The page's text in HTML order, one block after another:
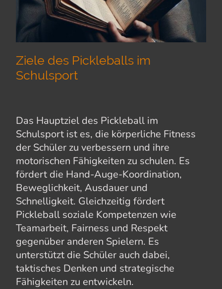
Ziele des Pickleballs im
Schulsport
Das Hauptziel des Pickleball im
Schulsport ist es, die körperliche Fitness
der Schüler zu verbessern und ihre
motorischen Fähigkeiten zu schulen. Es
fördert die Hand-Auge-Koordination,
Beweglichkeit, Ausdauer und
Schnelligkeit. Gleichzeitig fördert
Pickleball soziale Kompetenzen wie
Teamarbeit, Fairness und Respekt
gegenüber anderen Spielern. Es
unterstützt die Schüler auch dabei,
taktisches Denken und strategische
Fähigkeiten zu entwickeln.